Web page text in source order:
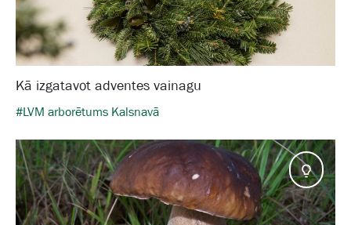
Kā izgatavot adventes vainagu
#LVM arborētums Kalsnavā